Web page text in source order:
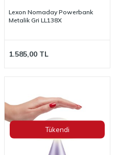
Lexon Nomaday Powerbank
Metalik Gri LL138X
1.585,00 TL
Tükendi